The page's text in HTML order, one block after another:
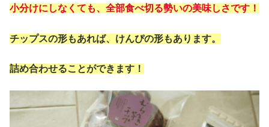
小分けにしなくても、全部食べ切る勢いの美味しさです！
チップスの形もあれば、けんぴの形もあります。
詰め合わせることができます！